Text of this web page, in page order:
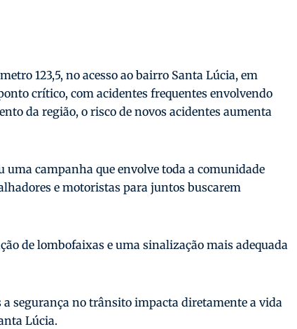
123,5, no acesso ao bairro Santa Lúcia, em
crítico, com acidentes frequentes envolvendo
da região, o risco de novos acidentes aumenta
uma campanha que envolve toda a comunidade
e motoristas para juntos buscarem
de lombofaixas e uma sinalização mais adequada
a segurança no trânsito impacta diretamente a vida
Lúcia.